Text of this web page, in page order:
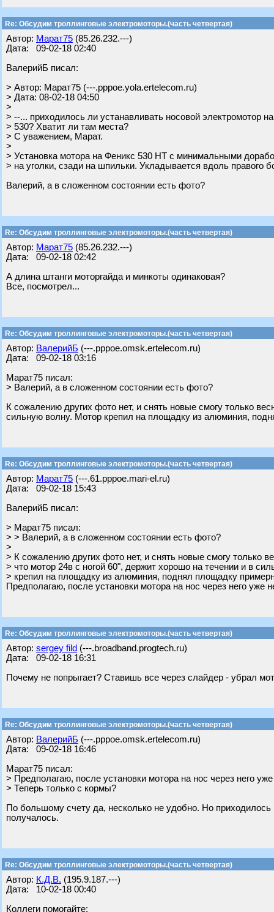
Re: Обсудим троллинговые электромоторы.(часть четвертая)
Автор: Марат75 (85.26.232.---)
Дата: 09-02-18 02:40
ВалерийБ писал:
> Автор: Марат75 (---.pppoe.yola.ertelecom.ru)
> Дата: 08-02-18 04:50
>
> --... приходилось ли устанавливать носовой электромотор
> 530? Хватит ли там места?
> С уважением, Марат.
>
> Установка мотора на Феникс 530 НТ с минимальными
> на уголки, сзади на шпильки. Укладывается вдоль правого
Валерий, а в сложенном состоянии есть фото?
Re: Обсудим троллинговые электромоторы.(часть четвертая)
Автор: Марат75 (85.26.232.---)
Дата: 09-02-18 02:42
А длина штанги моторгайда и минкоты одинаковая?
Все, посмотрел...
Re: Обсудим троллинговые электромоторы.(часть четвертая)
Автор: ВалерийБ (---.pppoe.omsk.ertelecom.ru)
Дата: 09-02-18 03:16
Марат75 писал:
> Валерий, а в сложенном состоянии есть фото?
К сожалению других фото нет, и снять новые смогу только
сильную волну. Мотор крепил на площадку из алюминия,
Re: Обсудим троллинговые электромоторы.(часть четвертая)
Автор: Марат75 (---.61.pppoe.mari-el.ru)
Дата: 09-02-18 15:43
ВалерийБ писал:
> Марат75 писал:
> > Валерий, а в сложенном состоянии есть фото?
>
> К сожалению других фото нет, и снять новые смогу только
> что мотор 24в с ногой 60", держит хорошо на течении и в
> крепил на площадку из алюминия, поднял площадку
Предполагаю, после установки мотора на нос через него уже
Re: Обсудим троллинговые электромоторы.(часть четвертая)
Автор: sergey fild (---.broadband.progtech.ru)
Дата: 09-02-18 16:31
Почему не попрыгает? Ставишь все через слайдер - убрал
Re: Обсудим троллинговые электромоторы.(часть четвертая)
Автор: ВалерийБ (---.pppoe.omsk.ertelecom.ru)
Дата: 09-02-18 16:46
Марат75 писал:
> Предполагаю, после установки мотора на нос через него
> Теперь только с кормы?
По большому счету да, несколько не удобно. Но приходилось
получалось.
Re: Обсудим троллинговые электромоторы.(часть четвертая)
Автор: К.Д.В. (195.9.187.---)
Дата: 10-02-18 00:40
Коллеги помогайте: